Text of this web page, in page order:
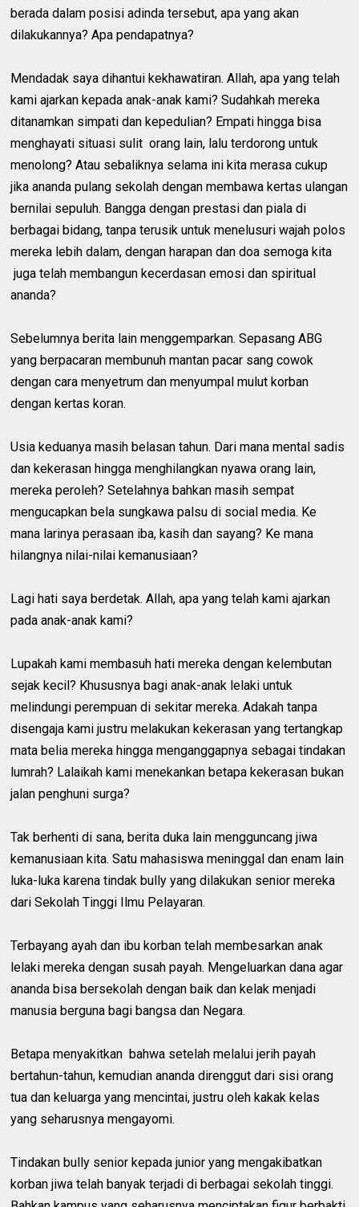
berada dalam posisi adinda tersebut, apa yang akan
dilakukannya? Apa pendapatnya?
Mendadak saya dihantui kekhawatiran. Allah, apa yang telah
kami ajarkan kepada anak-anak kami? Sudahkah mereka
ditanamkan simpati dan kepedulian? Empati hingga bisa
menghayati situasi sulit orang lain, lalu terdorong untuk
menolong? Atau sebaliknya selama ini kita merasa cukup
jika ananda pulang sekolah dengan membawa kertas ulangan
bernilai sepuluh. Bangga dengan prestasi dan piala di
berbagai bidang, tanpa terusik untuk menelusuri wajah polos
mereka lebih dalam, dengan harapan dan doa semoga kita
juga telah membangun kecerdasan emosi dan spiritual
ananda?
Sebelumnya berita lain menggemparkan. Sepasang ABG
yang berpacaran membunuh mantan pacar sang cowok
dengan cara menyetrum dan menyumpal mulut korban
dengan kertas koran.
Usia keduanya masih belasan tahun. Dari mana mental sadis
dan kekerasan hingga menghilangkan nyawa orang lain,
mereka peroleh? Setelahnya bahkan masih sempat
mengucapkan bela sungkawa palsu di social media. Ke
mana larinya perasaan iba, kasih dan sayang? Ke mana
hilangnya nilai-nilai kemanusiaan?
Lagi hati saya berdetak. Allah, apa yang telah kami ajarkan
pada anak-anak kami?
Lupakah kami membasuh hati mereka dengan kelembutan
sejak kecil? Khususnya bagi anak-anak lelaki untuk
melindungi perempuan di sekitar mereka. Adakah tanpa
disengaja kami justru melakukan kekerasan yang tertangkap
mata belia mereka hingga menganggapnya sebagai tindakan
lumrah? Lalaikah kami menekankan betapa kekerasan bukan
jalan penghuni surga?
Tak berhenti di sana, berita duka lain mengguncang jiwa
kemanusiaan kita. Satu mahasiswa meninggal dan enam lain
luka-luka karena tindak bully yang dilakukan senior mereka
dari Sekolah Tinggi Ilmu Pelayaran.
Terbayang ayah dan ibu korban telah membesarkan anak
lelaki mereka dengan susah payah. Mengeluarkan dana agar
ananda bisa bersekolah dengan baik dan kelak menjadi
manusia berguna bagi bangsa dan Negara.
Betapa menyakitkan bahwa setelah melalui jerih payah
bertahun-tahun, kemudian ananda direnggut dari sisi orang
tua dan keluarga yang mencintai, justru oleh kakak kelas
yang seharusnya mengayomi.
Tindakan bully senior kepada junior yang mengakibatkan
korban jiwa telah banyak terjadi di berbagai sekolah tinggi.